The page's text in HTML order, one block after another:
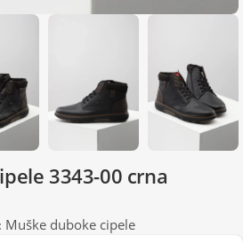
3343-00 crna
Muške duboke cipele